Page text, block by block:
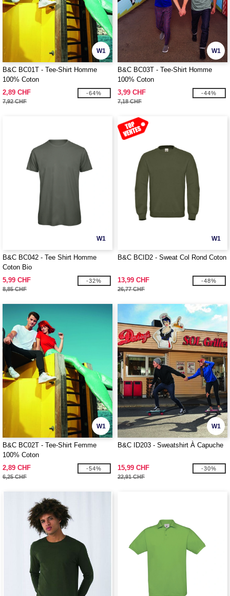
W1
B&C BC01T - Tee-Shirt Homme
100% Coton
2,89 CHF
7,92 CHF
-64%
W1
B&C BC03T - Tee-Shirt Homme
100% Coton
3,99 CHF
7,18 CHF
-44%
W1
B&C BC042 - Tee Shirt Homme
Coton Bio
5,99 CHF
8,85 CHF
-32%
W1
B&C BCID2 - Sweat Col Rond Coton
13,99 CHF
26,77 CHF
-48%
W1
B&C BC02T - Tee-Shirt Femme
100% Coton
2,89 CHF
6,25 CHF
-54%
W1
B&C ID203 - Sweatshirt À Capuche
15,99 CHF
22,91 CHF
-30%